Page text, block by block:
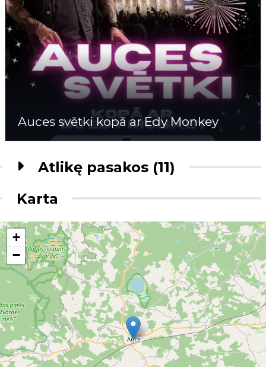
Auces svētki kopā ar Edy Monkey
Atlikę pasakos (11)
Karta
+
−